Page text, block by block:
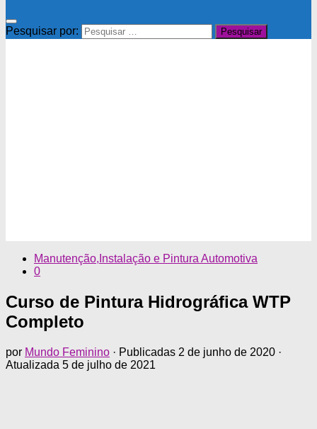
Pesquisar por:
Manutenção,Instalação e Pintura Automotiva
0
Curso de Pintura Hidrográfica WTP
Completo
por Mundo Feminino · Publicadas 2 de junho de 2020 ·
Atualizada 5 de julho de 2021